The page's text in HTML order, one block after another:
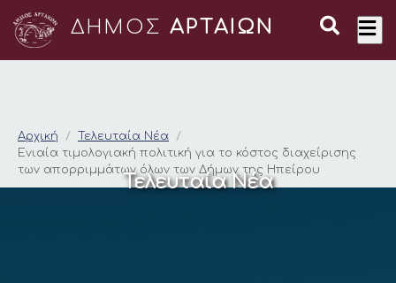
ΔΗΜΟΣ ΑΡΤΑΙΩΝ
Ενιαία
Αρχική
Τελευταία Νέα
Ενιαία τιμολογιακή πολιτική για το κόστος διαχείρισης
των απορριμμάτων όλων των Δήμων της Ηπείρου
Τελευταία Νέα